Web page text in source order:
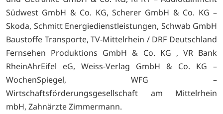
Südwest GmbH & Co. KG, Scherer GmbH & Co. KG –
Skoda, Schmitt Energiedienstleistungen, Schwab GmbH
Baustoffe Transporte, TV-Mittelrhein / DRF Deutschland
Fernsehen Produktions GmbH & Co. KG , VR Bank
RheinAhrEifel eG, Weiss-Verlag GmbH & Co. KG –
WochenSpiegel, WFG –
Wirtschaftsförderungsgesellschaft am Mittelrhein
mbH, Zahnärzte Zimmermann.